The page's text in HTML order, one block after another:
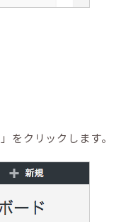
をクリックします。